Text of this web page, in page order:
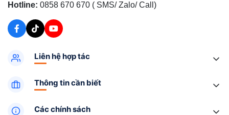
Hotline: 0858 670 670 ( SMS/ Zalo/ Call)
Liên hệ hợp tác
Thông tin cần biết
Các chính sách